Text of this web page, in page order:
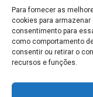
Para fornecer as
cookies para
consentimento para
como comportamento
consentir ou retirar o
recursos e funções.